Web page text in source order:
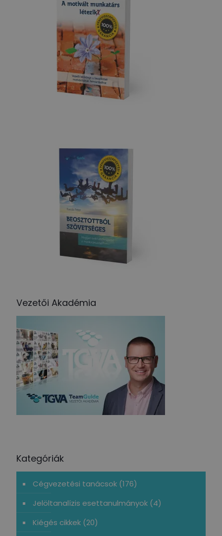
Vezetői Akadémia
Kategóriák
Cégvezetési tanácsok (176)
Jelöltanalízis esettanulmányok (4)
Kiégés cikkek (20)